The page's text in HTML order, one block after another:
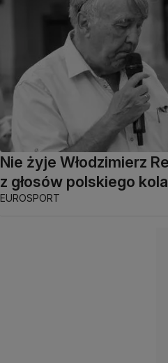
Nie żyje Włodzimierz
z głosów polskiego
EUROSPORT